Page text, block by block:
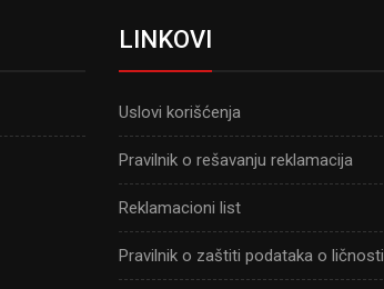
LINKOVI
Uslovi korišćenja
Pravilnik o rešavanju reklamacija
Reklamacioni list
Pravilnik o zaštiti podataka o ličnosti